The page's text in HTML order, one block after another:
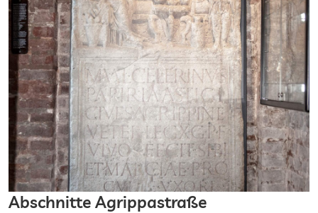
Abschnitte Agrippastraße